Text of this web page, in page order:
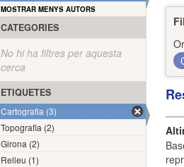
MOSTRAR MENYS AUTORS
CATEGORIES
No hi ha filtres per aquesta
cerca
ETIQUETES
Cartografia (3)
Topografia (2)
Girona (2)
Relleu (1)